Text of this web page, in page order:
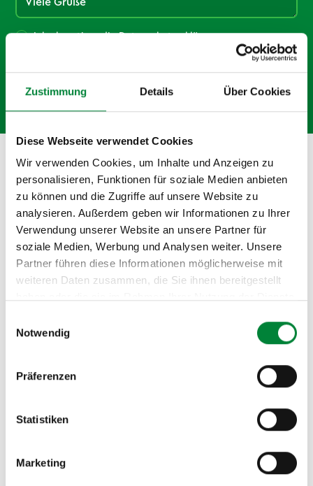
Zustimmung Details Über Cookies
Diese Webseite verwendet Cookies
Wir verwenden Cookies, um Inhalte und Anzeigen zu
personalisieren, Funktionen für soziale Medien anbieten
zu können und die Zugriffe auf unsere Website zu
analysieren. Außerdem geben wir Informationen zu Ihrer
Verwendung unserer Website an unsere Partner für
soziale Medien, Werbung und Analysen weiter. Unsere
Partner führen diese Informationen möglicherweise mit
weiteren Daten zusammen, die Sie ihnen bereitgestellt
Notwendig
Präferenzen
Statistiken
Marketing
Ich akzeptiere dieDatenschutzerklärung.
Deine starken Partner